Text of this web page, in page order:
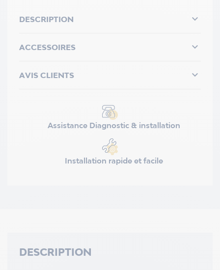
DESCRIPTION 
ACCESSOIRES 
AVIS CLIENTS 
Assistance Diagnostic & installation
Installation rapide et facile
DESCRIPTION